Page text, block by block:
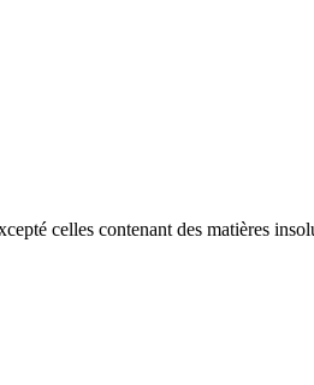
celles contenant des matières